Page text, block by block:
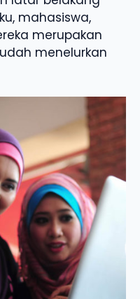
mahasiswa,
merupakan
menelurkan